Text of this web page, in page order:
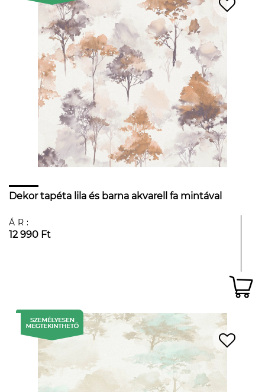
Dekor tapéta lila és barna akvarell fa mintával
ÁR:
12 990 Ft